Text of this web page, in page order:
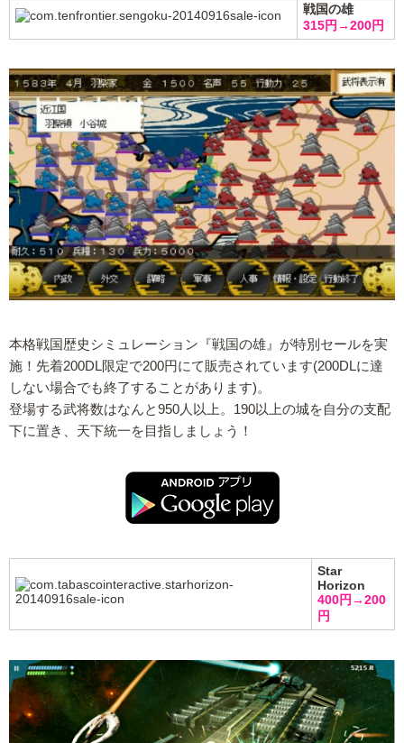
戦国の雄
315円→200円
本格戦国歴史シミュレーション『戦国の雄』が特別セールを実
施！先着200DL限定で200円にて販売されています(200DLに達
しない場合でも終了することがあります)。
登場する武将数はなんと950人以上。190以上の城を自分の支配
下に置き、天下統一を目指しましょう！
Star
Horizon
400円→200
円